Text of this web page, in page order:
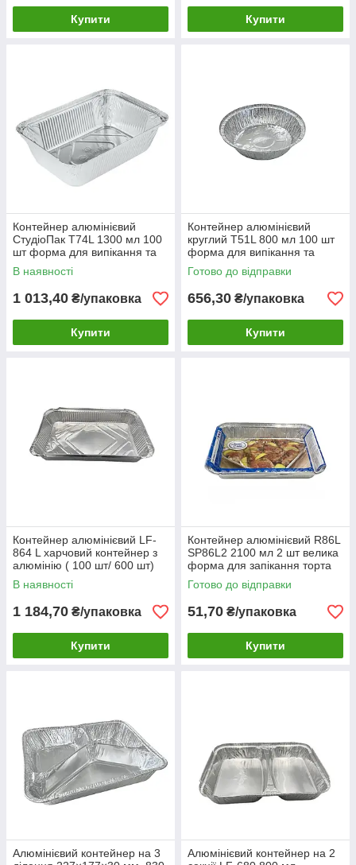
Купити Купити
Контейнер алюмінієвий
СтудіоПак Т74L 1300 мл 100
шт форма для випікання та
запікання
В наявності
1 013,40 ₴/упаковка
Купити
Контейнер алюмінієвий
круглий Т51L 800 мл 100 шт
форма для випікання та
зберігання
Готово до відправки
656,30 ₴/упаковка
Купити
Контейнер алюмінієвий LF-
864 L харчовий контейнер з
алюмінію ( 100 шт/ 600 шт)
88
В наявності
1 184,70 ₴/упаковка
Купити
Контейнер алюмінієвий R86L
SP86L2 2100 мл 2 шт велика
форма для запікання торта
та м'яса
Готово до відправки
51,70 ₴/упаковка
Купити
Алюмінієвий контейнер на 3
Алюмінієвий контейнер на 2